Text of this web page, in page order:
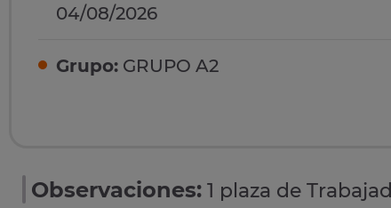
04/08/2026
Grupo: GRUPO A2
Observaciones: 1 plaza de